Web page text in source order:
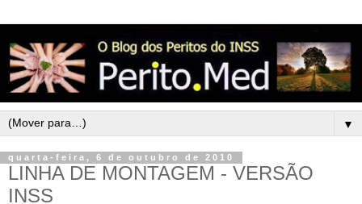
▼
quarta-feira, 6 de outubro de 2010
LINHA DE MONTAGEM - VERSÃO
INSS